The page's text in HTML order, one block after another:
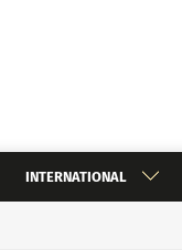
INTERNATIONAL